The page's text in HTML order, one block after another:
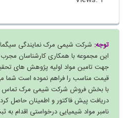
توجه: شرکت شیمی مرک نمایندگی
این مجموعه با همکاری کارشناسان
جهت تامین مواد اولیه پژوهش های
قیمت مناسب را فراهم نموده است شما
با بخش فروش شرکت شیمی مرک تماس
نامبر مواد شیمیایی درخواستی اقدام به